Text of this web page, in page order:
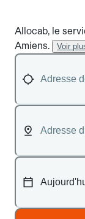
Allocab, le
Amiens.
Voir